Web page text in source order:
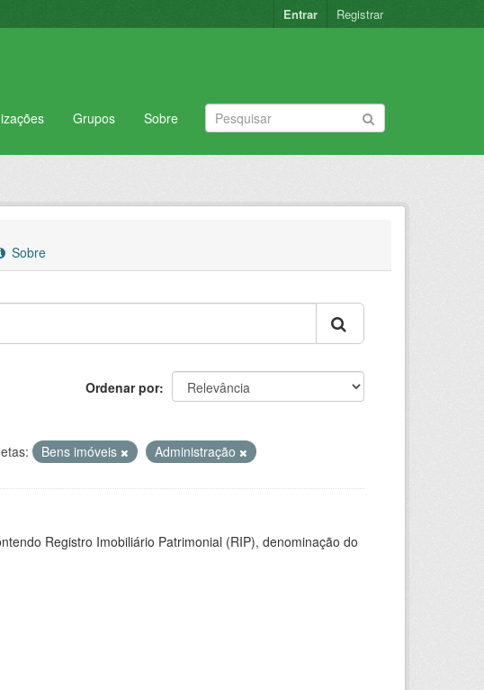
Entrar Registrar
Grupos Sobre
Sobre
Ordenar por
Bens imóveis Administração
Registro Imobiliário Patrimonial (RIP), denominação do